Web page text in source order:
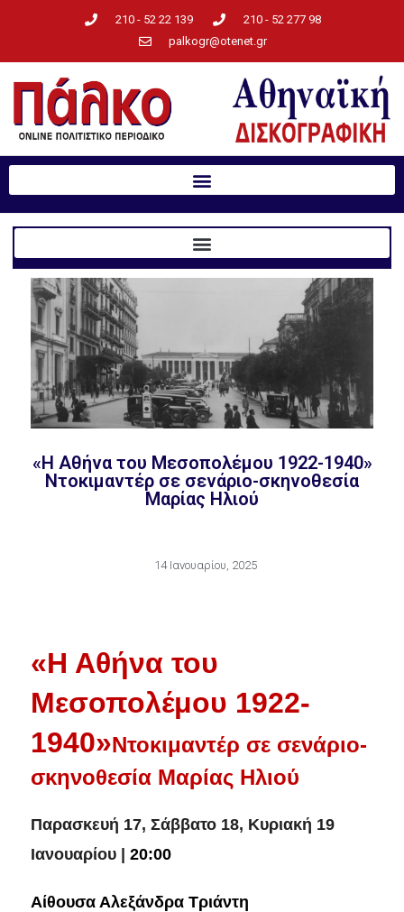
210 - 52 22 139
210 - 52 277 98
palkogr@otenet.gr
«Η Αθήνα του Μεσοπολέμου 1922-1940»
Ντοκιμαντέρ σε σενάριο-σκηνοθεσία
Μαρίας Ηλιού
14 Ιανουαρίου, 2025
«Η Αθήνα του
Μεσοπολέμου 1922-
1940»Ντοκιμαντέρ σε σενάριο-
σκηνοθεσία Μαρίας Ηλιού
Παρασκευή 17, Σάββατο 18, Κυριακή 19
Ιανουαρίου | 20:00
Αίθουσα Αλεξάνδρα Τριάντη